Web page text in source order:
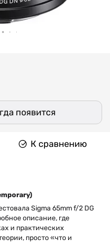
появится
К сравнению
Sigma 65mm f/2 DG
описание, где
и практических
просто «что и